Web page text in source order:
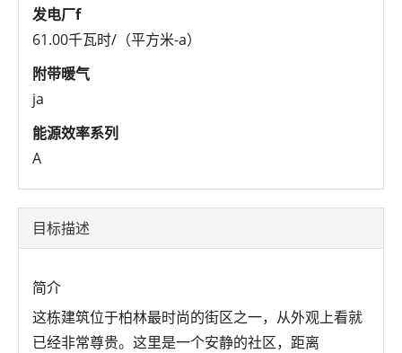
发电厂f
61.00千瓦时/（平方米-a）
附带暖气
ja
能源效率系列
A
目标描述
简介
这栋建筑位于柏林最时尚的街区之一，从外观上看就
已经非常尊贵。这里是一个安静的社区，距离